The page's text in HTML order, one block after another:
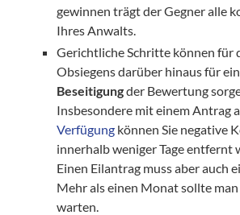
gewinnen trägt der Gegner alle
Ihres Anwalts.
Gerichtliche Schritte können für
Obsiegens darüber hinaus für
Beseitigungder Bewertung
Insbesondere mit einem Antrag
Verfügung können Sie negative
innerhalb weniger Tage entfernt
Einen Eilantrag muss aber auch
Mehr als einen Monat sollte
warten.